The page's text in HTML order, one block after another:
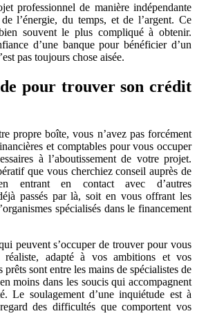
professionnel de manière indépendante
de l’énergie, du temps, et de l’argent. Ce
souvent le plus compliqué à obtenir.
d’une banque pour bénéficier d’un
pas toujours chose aisée.
pour trouver son crédit
propre boîte, vous n’avez pas forcément
et comptables pour vous occuper
à l’aboutissement de votre projet.
que vous cherchiez conseil auprès de
entrant en contact avec d’autres
passés par là, soit en vous offrant les
spécialisés dans le financement
peuvent s’occuper de trouver pour vous
adapté à vos ambitions et vos
sont entre les mains de spécialistes de
moins dans les soucis qui accompagnent
Le soulagement d’une inquiétude est à
des difficultés que comportent vos